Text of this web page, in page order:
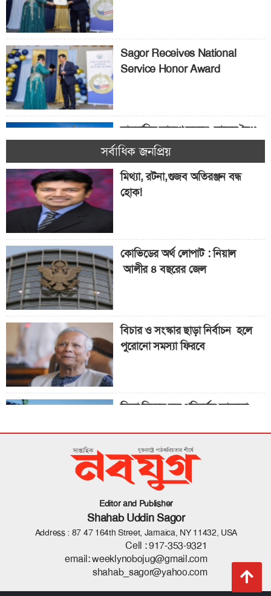
Sagor Receives National
Service Honor Award
মামদানির কারণে কমছে বাসের বৈধ
যাত্রী! যাত্রীর সংখ্যা কমেছে ৭.৭%
সর্বাধিক জনপ্রিয়
মিথ্যা, রটনা,গুজব অতিরঞ্জন বন্ধ
হোক!
কোভিডের অর্থ লোপাট : নিয়াল
আলীর ৪ বছরের জেল
বিচার ও সংস্কার ছাড়া নির্বাচন হলে
পুরোনো সমস্যা ফিরবে
ভিসা নিয়মে বড় পরিবর্তন আনলো
‘ট্রানজিশন’ দলের সবাই নারী
Editor and Publisher
Shahab Uddin Sagor
Address : 87 47 164th Street, Jamaica, NY 11432, USA
Cell :917-353-9321
email:weeklynobojug@gmail.com
shahab_sagor@yahoo.com